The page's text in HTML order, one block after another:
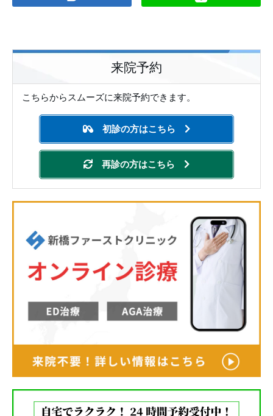
来院予約
こちらからスムーズに来院予約できます。
初診の方はこちら
再診の方はこちら